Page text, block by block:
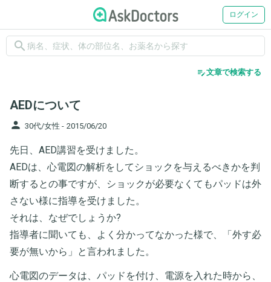
ログイン
search
edit_note文章で検索する
AEDについて
person 30代/女性 - 2015/06/20
先日、AED講習を受けました。
AEDは、心電図の解析をしてショックを与えるべきかを判
断するとの事ですが、ショックが必要なくてもパッドは外
さない様に指導を受けました。
それは、なぜでしょうか?
指導者に聞いても、よく分かってなかった様で、「外す必
要が無いから」と言われました。
心電図のデータは、パッドを付け、電源を入れた時から、